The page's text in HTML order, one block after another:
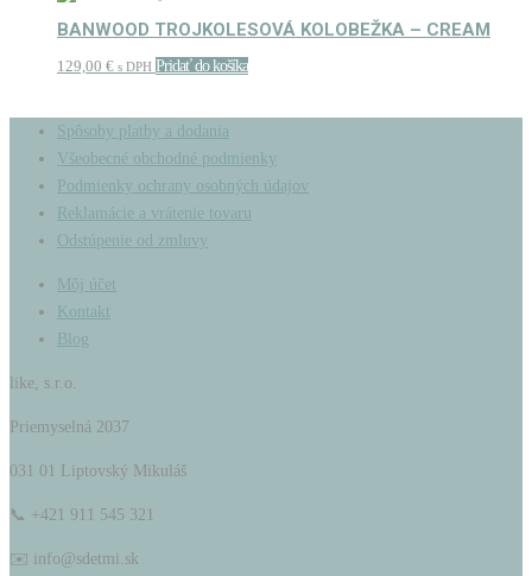
BANWOOD TROJKOLESOVÁ KOLOBEŽKA – CREAM
129,00 € s DPH Pridať do košíka
Spôsoby platby a dodania
Všeobecné obchodné podmienky
Podmienky ochrany osobných údajov
Reklamácie a vrátenie tovaru
Odstúpenie od zmluvy
Môj účet
Kontakt
Blog
like, s.r.o.
Priemyselná 2037
031 01 Liptovský Mikuláš
📞 +421 911 545 321
✉️ info@sdetmi.sk